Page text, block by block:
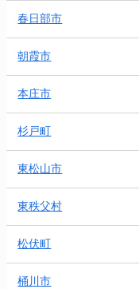
春日部市
朝霞市
本庄市
杉戸町
東松山市
東秩父村
松伏町
桶川市